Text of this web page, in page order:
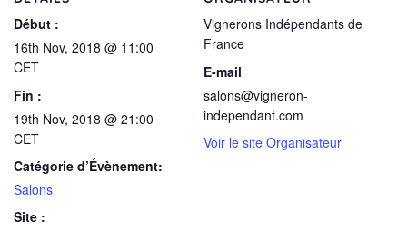
Début :
16th Nov, 2018 @ 11:00
CET
Fin :
19th Nov, 2018 @ 21:00
CET
Catégorie d’Évènement:
Salons
Site :
Vignerons Indépendants de
France
E-mail
salons@vigneron-
independant.com
Voir le site Organisateur